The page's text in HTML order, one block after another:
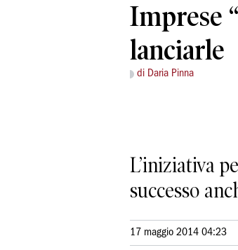
Imprese
lanciarle
di Daria Pinna
L’iniziativa
successo
17 maggio 2014 04:23